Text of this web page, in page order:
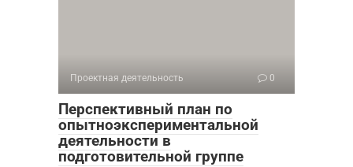
Проектная деятельность 0
Перспективный план по
опытноэкспериментальной
деятельности в
подготовительной группе